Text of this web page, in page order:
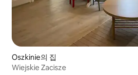
Oszkinie의 집
Wiejskie Zacisze